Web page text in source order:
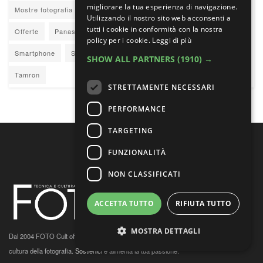
Mostre fotografia Nikkor Z Nikon Nikon Z Obiettivi
Offerte Panasonic Reportage Ritratto Sigma
Smartphone Sony
Tamron
Dal 2004 FOTO Cult offre un'informazione professionale e appassionata su tecnica e
cultura della fotografia. Sostienicie alimenta la tua passione.
migliorare la tua esperienza di navigazione.
Utilizzando il nostro sito web acconsenti a
tutti i cookie in conformità con la nostra
policy per i cookie. Leggi di più
SHOW ALL PARTNERS (1910) →
STRETTAMENTE NECESSARI
PERFORMANCE
TARGETING
FUNZIONALITÀ
NON CLASSIFICATI
ACCETTA TUTTO RIFIUTA TUTTO
MOSTRA DETTAGLI